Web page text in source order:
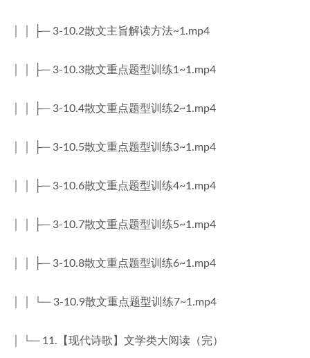
│ │ ├─ 3-10.2散文主旨解读方法~1.mp4
│ │ ├─ 3-10.3散文重点题型训练1~1.mp4
│ │ ├─ 3-10.4散文重点题型训练2~1.mp4
│ │ ├─ 3-10.5散文重点题型训练3~1.mp4
│ │ ├─ 3-10.6散文重点题型训练4~1.mp4
│ │ ├─ 3-10.7散文重点题型训练5~1.mp4
│ │ ├─ 3-10.8散文重点题型训练6~1.mp4
│ │ └─ 3-10.9散文重点题型训练7~1.mp4
│ └─ 11.【现代诗歌】文学类大阅读（完）